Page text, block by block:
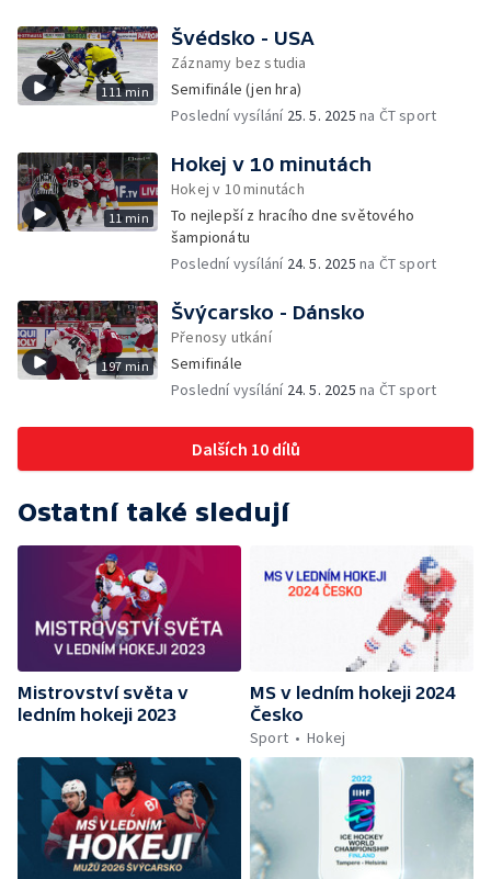
111 min
Švédsko - USA
Záznamy bez studia
Semifinále (jen hra)
Poslední vysílání 25. 5. 2025 na ČT sport
11 min
Hokej v 10 minutách
Hokej v 10 minutách
To nejlepší z hracího dne světového
šampionátu
Poslední vysílání 24. 5. 2025 na ČT sport
197 min
Švýcarsko - Dánsko
Přenosy utkání
Semifinále
Poslední vysílání 24. 5. 2025 na ČT sport
Dalších 10 dílů
Ostatní také sledují
Mistrovství světa v
ledním hokeji 2023
MS v ledním hokeji 2024
Česko
Sport
Hokej